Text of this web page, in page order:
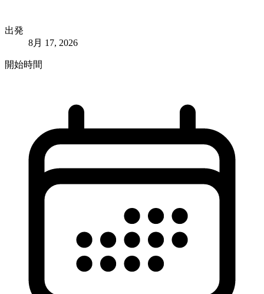
出発
8月 17, 2026
開始時間